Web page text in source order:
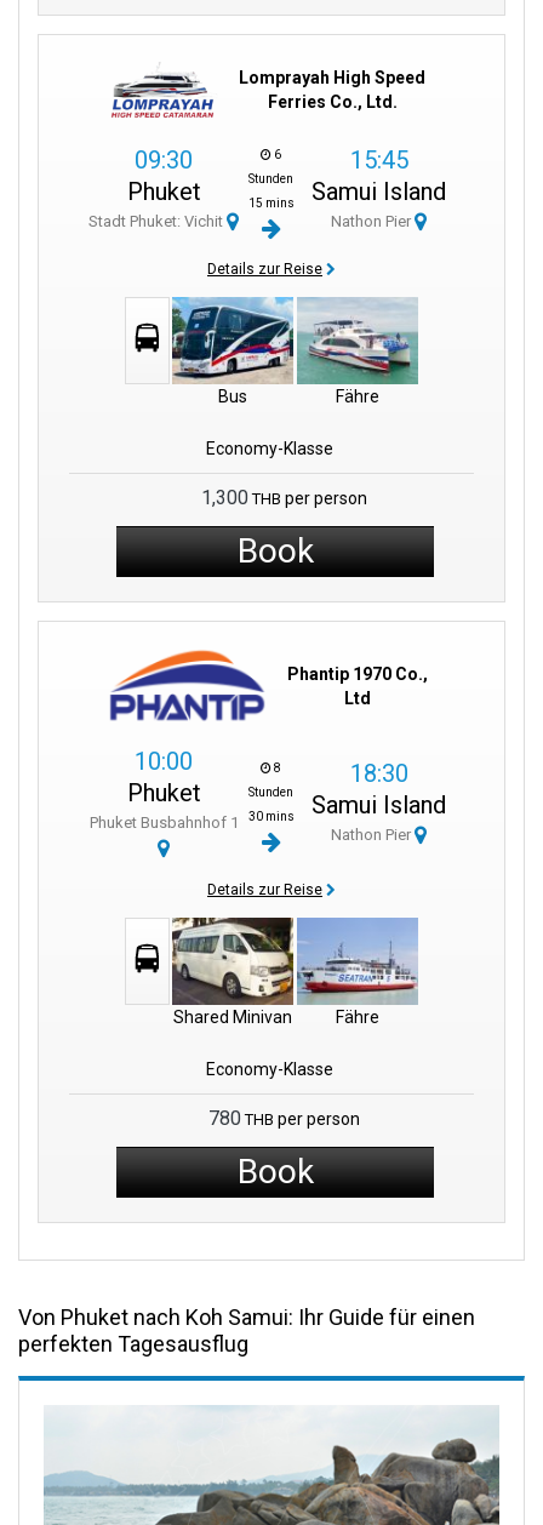
Lomprayah High Speed
Ferries Co., Ltd.
09:30
Phuket
Stadt Phuket: Vichit
6
Stunden
15 mins
15:45
Samui Island
Nathon Pier
Details zur Reise
Bus Fähre
Economy-Klasse
1,300 THB per person
Book
Phantip 1970 Co.,
Ltd
10:00
Phuket
Phuket Busbahnhof 1
8
Stunden
30 mins
18:30
Samui Island
Nathon Pier
Details zur Reise
Shared Minivan Fähre
Economy-Klasse
780 THB per person
Book
Von Phuket nach Koh Samui: Ihr Guide für einen
perfekten Tagesausflug